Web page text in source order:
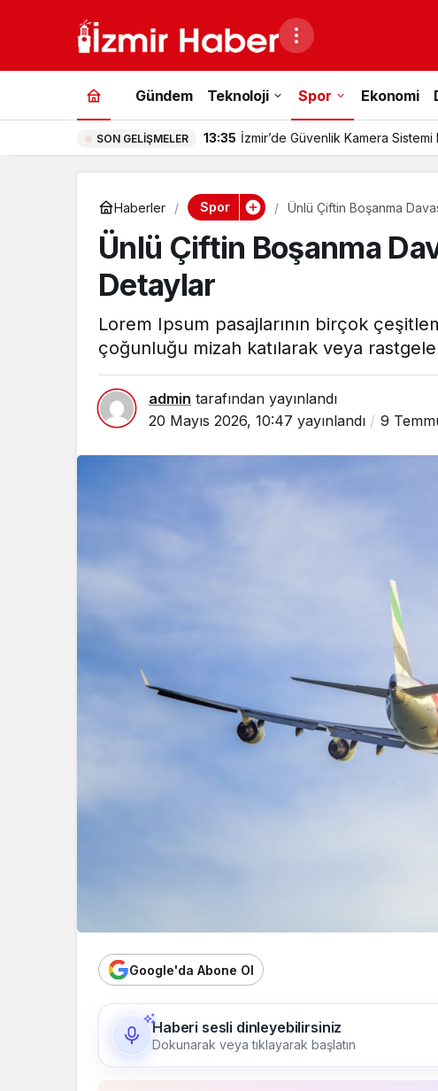
Gündem Teknoloji Spor Ekonomi
SON GELIŞMELER 13:35 İzmir’de Güvenlik Kamera
Haberler Spor Ünlü Çiftin Boşanma
Ünlü Çiftin Boşanma
Detaylar
Lorem Ipsum pasajlarının birçok
çoğunluğu mizah katılarak veya
admin tarafından yayınlandı
20 Mayıs 2026, 10:47 yayınlandı 9
Google'da Abone Ol
Haberi sesli dinleyebilirsiniz
Dokunarak veya tıklayarak başlatın